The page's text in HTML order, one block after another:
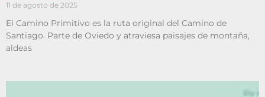
11 de agosto de 2025
El Camino Primitivo es la ruta original del Camino de
Santiago. Parte de Oviedo y atraviesa paisajes de montaña,
aldeas